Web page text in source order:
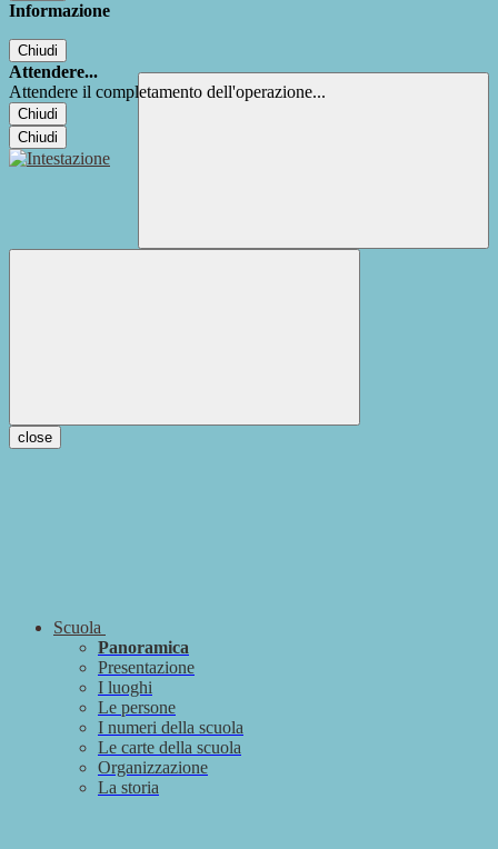
Informazione
Chiudi
Attendere...
Attendere il completamento dell'operazione...
Chiudi
Chiudi
close
Scuola
Panoramica
Presentazione
I luoghi
Le persone
I numeri della scuola
Le carte della scuola
Organizzazione
La storia